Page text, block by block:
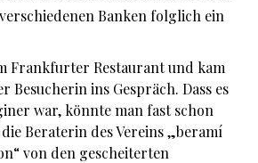
Banken folglich ein
Frankfurter Restaurant und kam
Besucherin ins Gespräch. Dass es
war, könnte man fast schon
Beraterin des Vereins „beramí
von den gescheiterten